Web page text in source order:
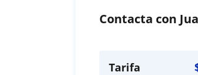
Contacta con
Tarifa